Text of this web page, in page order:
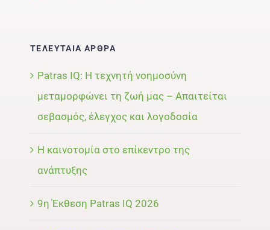
ΤΕΛΕΥΤΑΙΑ ΑΡΘΡΑ
Patras IQ: Η τεχνητή νοημοσύνη
μεταμορφώνει τη ζωή μας – Απαιτείται
σεβασμός, έλεγχος και λογοδοσία
Η καινοτομία στο επίκεντρο της
ανάπτυξης
9η Έκθεση Patras IQ 2026